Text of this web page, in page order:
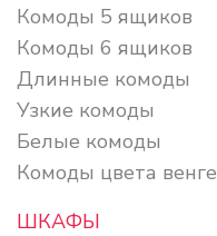
Комоды 5 ящиков
Комоды 6 ящиков
Длинные комоды
Узкие комоды
Белые комоды
Комоды цвета венге
ШКАФЫ